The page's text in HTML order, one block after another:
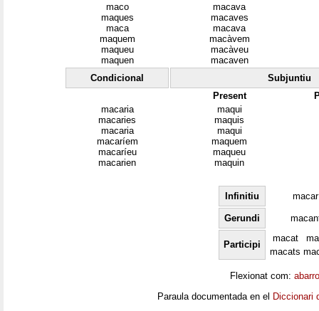
maco
maques
maca
maquem
maqueu
maquen
macava
macaves
macava
macàvem
macàveu
macaven
Condicional
Subjuntiu
Present
macaria
macaries
macaria
macaríem
macaríeu
macarien
maqui
maquis
maqui
maquem
maqueu
maquin
Infinitiu macar
Gerundi
Participi
macat
macats
Flexionat com:
Paraula documentada en el Diccionari